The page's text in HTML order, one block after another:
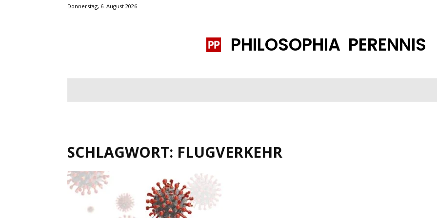
Donnerstag, 6. August 2026
PHILOSOPHIA PERENNIS
SCHLAGWORT: FLUGVERKEHR